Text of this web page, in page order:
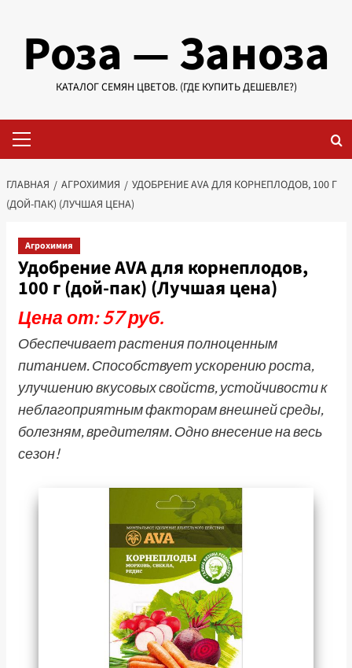
содержимому
Роза — Заноза
КАТАЛОГ СЕМЯН ЦВЕТОВ. (ГДЕ КУПИТЬ ДЕШЕВЛЕ?)
меню
ГЛАВНАЯ АГРОХИМИЯ
УДОБРЕНИЕ AVA ДЛЯ КОРНЕПЛОДОВ, 100 Г
(ДОЙ-ПАК) (ЛУЧШАЯ ЦЕНА)
Агрохимия
Удобрение AVA для корнеплодов,
100 г (дой-пак) (Лучшая цена)
Цена от: 57 руб.
Обеспечивает растения полноценным
питанием. Способствует ускорению роста,
улучшению вкусовых свойств, устойчивости к
неблагоприятным факторам внешней среды,
болезням, вредителям. Одно внесение на весь
сезон!